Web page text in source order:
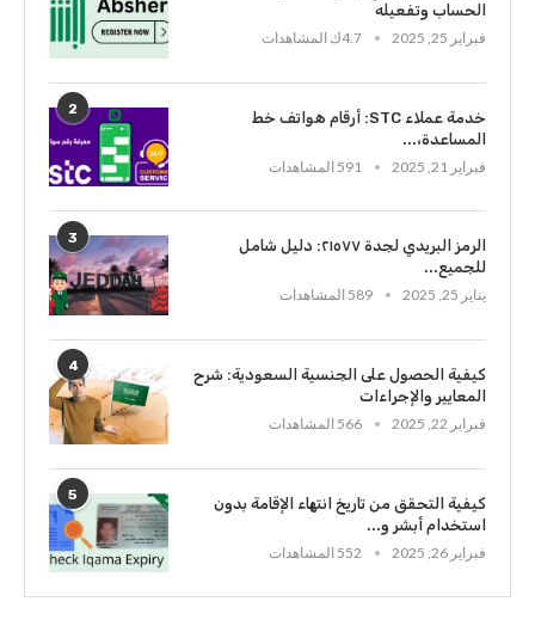
الحساب وتفعيله
فبراير 25, 2025
4.7ك المشاهدات
2
خدمة عملاء STC: أرقام هواتف خط
المساعدة،...
فبراير 21, 2025
591 المشاهدات
3
الرمز البريدي لجدة ٢١٥٧٧: دليل شامل
للجميع...
يناير 25, 2025
589 المشاهدات
4
كيفية الحصول على الجنسية السعودية: شرح
المعايير والإجراءات
فبراير 22, 2025
566 المشاهدات
5
كيفية التحقق من تاريخ انتهاء الإقامة بدون
استخدام أبشر و...
فبراير 26, 2025
552 المشاهدات